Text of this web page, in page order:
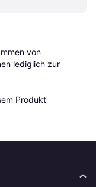
von
lediglich zur
Produkt